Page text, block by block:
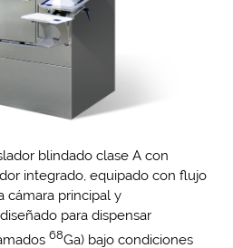
blindado clase A con
integrado, equipado con flujo
cámara principal y
para dispensar
68Ga) bajo condiciones